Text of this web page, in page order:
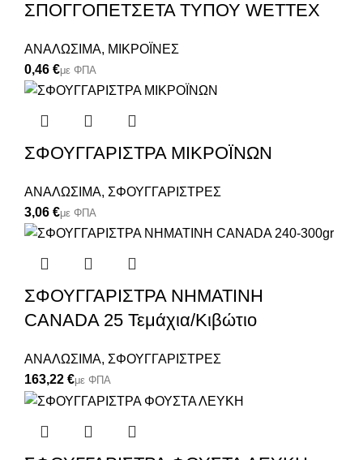
ΣΠΟΓΓΟΠΕΤΣΕΤΑ ΤΥΠΟΥ WETTEX
ΑΝΑΛΩΣΙΜΑ, ΜΙΚΡΟΪΝΕΣ
€
ΣΦΟΥΓΓΑΡΙΣΤΡΑ ΜΙΚΡΟΪΝΩΝ
ΑΝΑΛΩΣΙΜΑ, ΣΦΟΥΓΓΑΡΙΣΤΡΕΣ
€
ΣΦΟΥΓΓΑΡΙΣΤΡΑ ΝΗΜΑΤΙΝΗ
CANADA 25 Τεμάχια/Κιβώτιο
ΑΝΑΛΩΣΙΜΑ, ΣΦΟΥΓΓΑΡΙΣΤΡΕΣ
€